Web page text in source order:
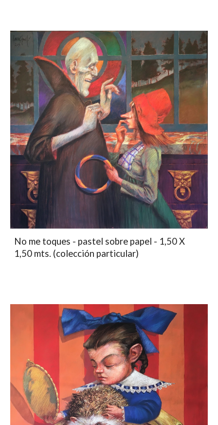
No me toques - pastel sobre papel - 1,50 X
1,50 mts. (colección particular)